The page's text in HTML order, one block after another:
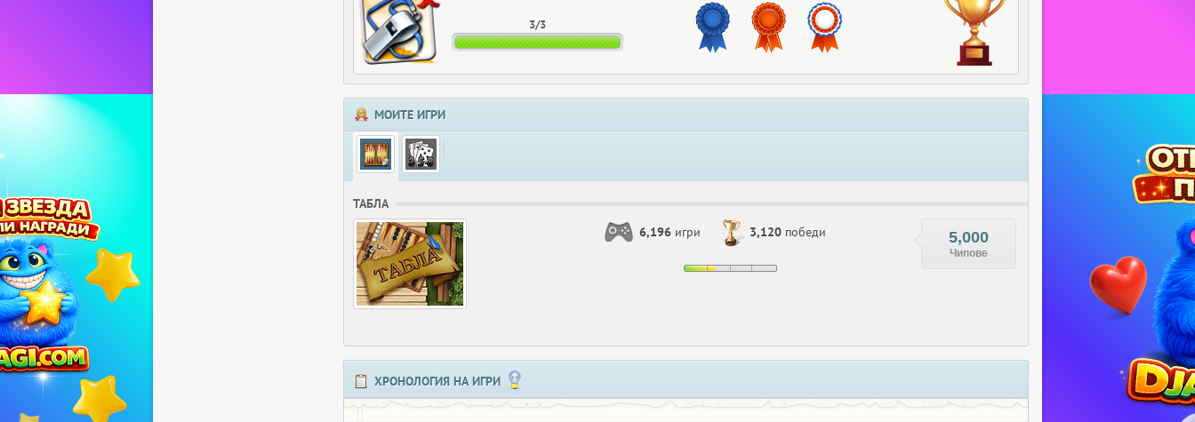
3/3
МОИТЕ ИГРИ
ТАБЛА
6,196 игри 3,120 победи 5,000
Чипове
ХРОНОЛОГИЯ НА ИГРИ